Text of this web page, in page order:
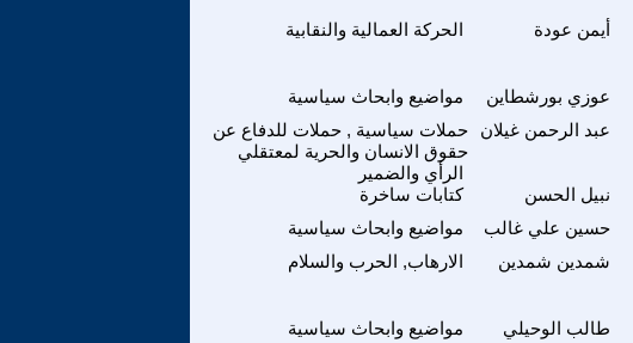
الحركة العمالية والنقابية أيمن عودة
مواضيع وابحاث سياسية عوزي بورشطاين
حملات سياسية , حملات للدفاع عن
حقوق الانسان والحرية لمعتقلي
الرأي والضمير
عبد الرحمن غيلان
كتابات ساخرة نبيل الحسن
مواضيع وابحاث سياسية
حسين علي غالب
الارهاب, الحرب والسلام
شمدين شمدين
مواضيع وابحاث سياسية طالب الوحيلي